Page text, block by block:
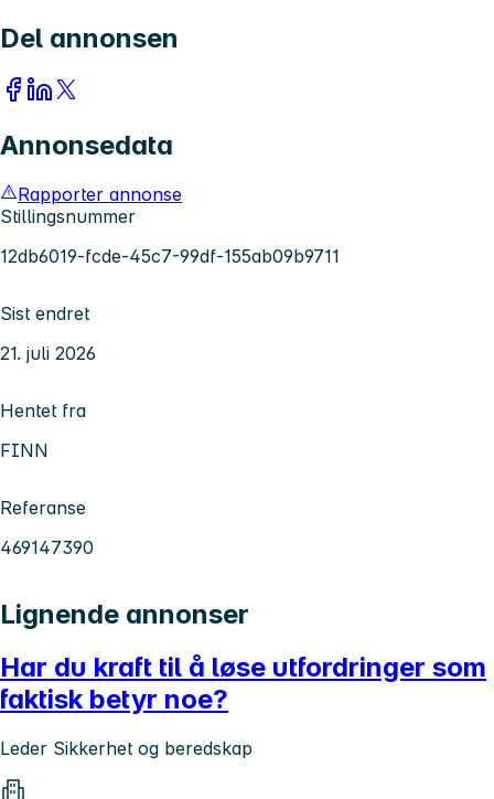
Del annonsen
Annonsedata
Rapporter annonse
Stillingsnummer
12db6019-fcde-45c7-99df-155ab09b9711
Sist endret
21. juli 2026
Hentet fra
FINN
Referanse
469147390
Lignende annonser
Har du kraft til å løse utfordringer som
faktisk betyr noe?
Leder Sikkerhet og beredskap